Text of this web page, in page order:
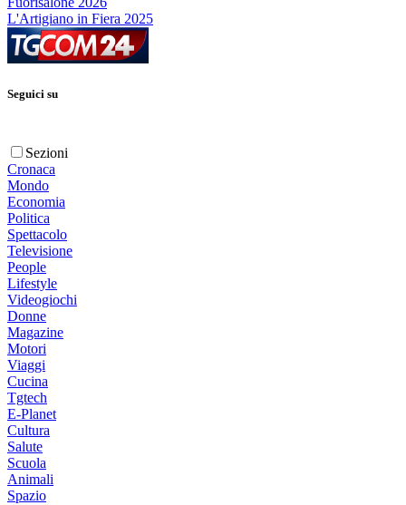
L'Artigiano in Fiera 2025
Seguici su
Sezioni
Cronaca
Mondo
Economia
Politica
Spettacolo
Televisione
People
Lifestyle
Videogiochi
Donne
Magazine
Motori
Viaggi
Cucina
Tgtech
E-Planet
Cultura
Salute
Scuola
Animali
Spazio